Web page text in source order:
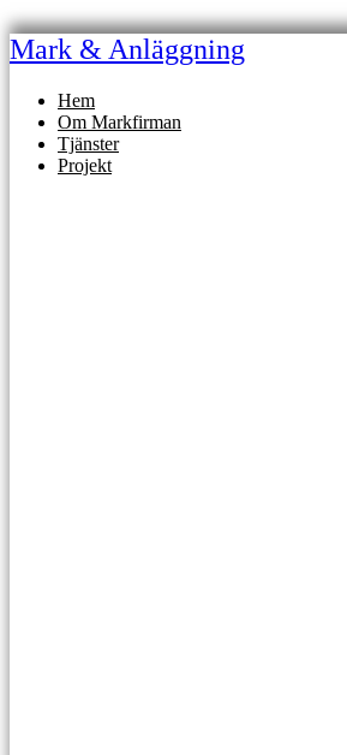
Skip
to
content
Mark & Anläggning
Hem
Om Markfirman
Tjänster
Projekt